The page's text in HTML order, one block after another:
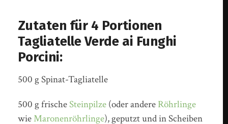
Zutaten für 4 Portionen
Tagliatelle Verde ai Funghi
Porcini:
500 g Spinat-Tagliatelle
500 g frische Steinpilze (oder andere Röhrlinge
wieMaronenröhrlinge), geputzt und in Scheiben